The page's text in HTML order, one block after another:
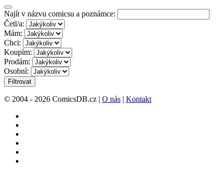
Najít v názvu comicsu a poznámce:
Četl/a:
Mám:
Chci:
Koupím:
Prodám:
Osobní:
Filtrovat
© 2004 - 2026 ComicsDB.cz | O nás | Kontakt